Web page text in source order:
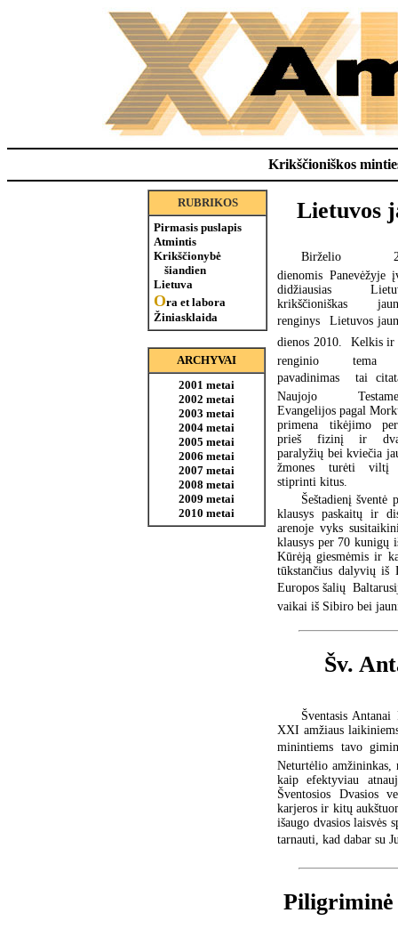
Krikščioniškos
RUBRIKOS
Pirmasis puslapis
Atmintis
Krikščionybė
šiandien
Lietuva
Ora et labora
Žiniasklaida
ARCHYVAI
2001 metai
2002 metai
2003 metai
2004 metai
2005 metai
2006 metai
2007 metai
2008 metai
2009 metai
2010 metai
Lietuvos
Birželio
dienomis Panevėžyje
didžiausias
krikščioniškas
renginys  Lietuvos
dienos 2010. Kelkis ir
renginio
pavadinimas  tai
Naujojo
Evangelijos pagal
primena tikėjimo
prieš fizinį ir
paralyžių bei kviečia
žmones turėti viltį
stiprinti kitus.
Šeštadienį šventė
klausys paskaitų ir
arenoje vyks
klausys per 70 kunigų
Kūrėją giesmėmis ir
tūkstančius dalyvių
Europos šalių 
vaikai iš Sibiro bei
Šv.
Šventasis
XXI amžiaus
minintiems tavo
Neturtėlio
kaip efektyviau
Šventosios Dvasios
karjeros ir kitų
išaugo dvasios laisvės
tarnauti, kad dabar su
Piligriminė